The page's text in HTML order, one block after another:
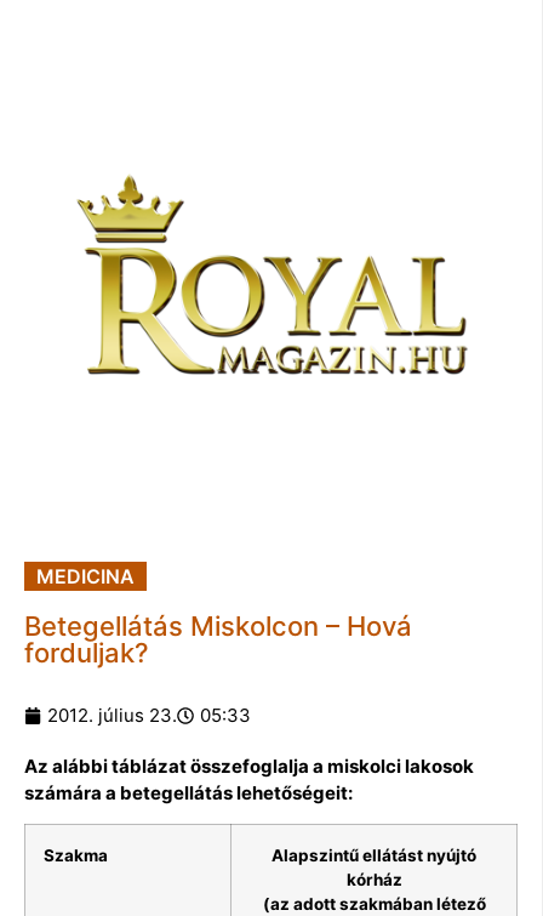
MEDICINA
Betegellátás Miskolcon – Hová
forduljak?
2012. július 23. 05:33
Az alábbi táblázat összefoglalja a miskolci lakosok
számára a betegellátás lehetőségeit:
Szakma
Alapszintű ellátást nyújtó
kórház
(az adott szakmában létező